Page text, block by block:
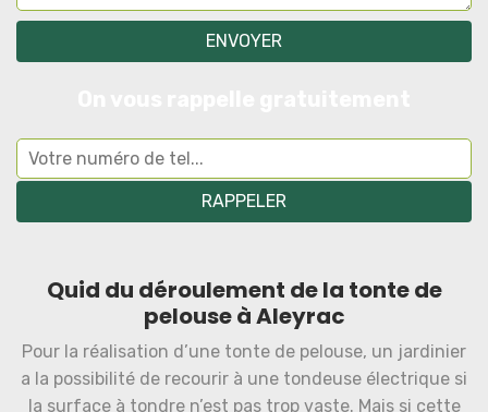
Quid du déroulement de la tonte de
pelouse à Aleyrac
Pour la réalisation d’une tonte de pelouse, un jardinier
a la possibilité de recourir à une tondeuse électrique si
la surface à tondre n’est pas trop vaste. Mais si cette